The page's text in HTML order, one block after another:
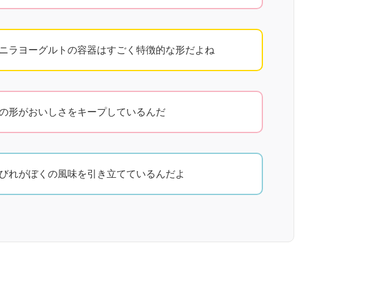
ラヨーグルトの容器はすごく特徴的な形だよね
形がおいしさをキープしているんだ
れがぼくの風味を引き立てているんだよ